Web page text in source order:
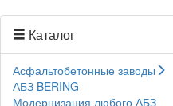
Каталог
Асфальтобетонные заводы
АБЗ BERING
Модернизация любого АБЗ